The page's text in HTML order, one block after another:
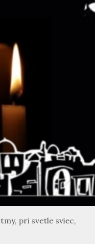
pri svetle sviec,